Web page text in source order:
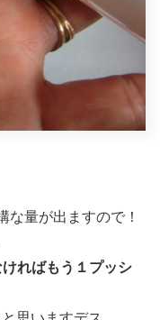
な量が出ますので！
ればもう１プッシ